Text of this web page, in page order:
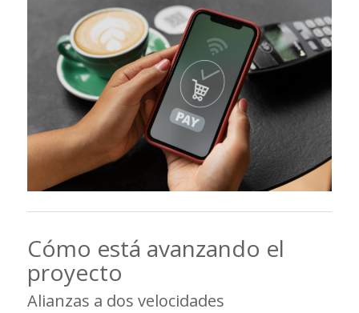
Cómo está avanzando el
proyecto
Alianzas a dos velocidades